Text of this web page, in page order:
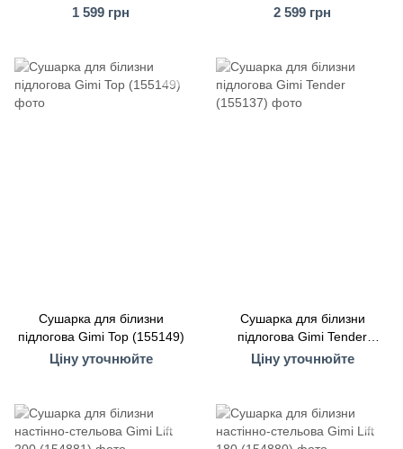
(155214)
1 599 грн 2 599 грн
Сушарка для білизни
підлогова Gimi Top (155149)
Ціну уточнюйте
Сушарка для білизни
підлогова Gimi Tender
(155137)
Ціну уточнюйте